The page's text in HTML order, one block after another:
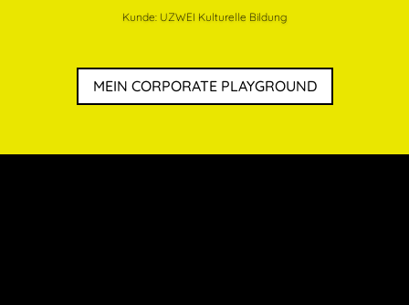
Kunde: UZWEI Kulturelle Bildung
MEIN CORPORATE PLAYGROUND